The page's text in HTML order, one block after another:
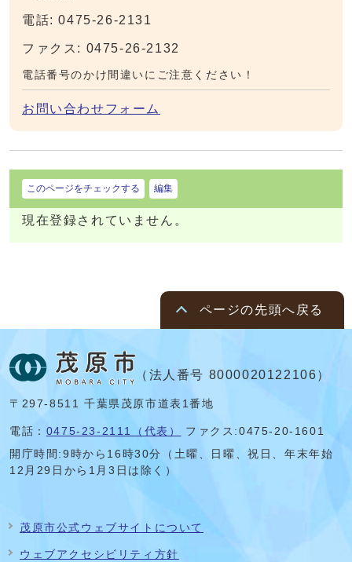
電話: 0475-26-2131
ファクス: 0475-26-2132
電話番号のかけ間違いにご注意ください！
お問い合わせフォーム
このページをチェックする 編集
現在登録されていません。
ページの先頭へ戻る
（法人番号 8000020122106）
〒297-8511 千葉県茂原市道表1番地
電話： 0475-23-2111（代表）
ファクス:0475-20-1601
開庁時間:9時から16時30分（土曜、日曜、祝日、年末年始
12月29日から1月3日は除く）
茂原市公式ウェブサイトについて
ウェブアクセシビリティ方針